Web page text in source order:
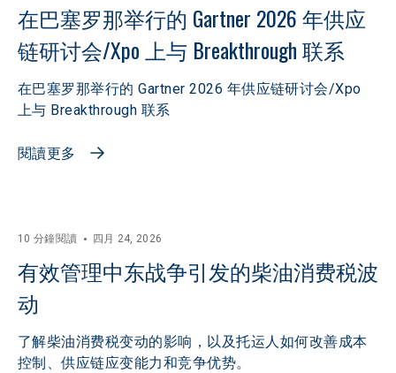
在巴塞罗那举行的 Gartner 2026 年供应
链研讨会/Xpo 上与 Breakthrough 联系
在巴塞罗那举行的 Gartner 2026 年供应链研讨会/Xpo
上与 Breakthrough 联系
閱讀更多
10 分鐘閱讀 四月 24, 2026
有效管理中东战争引发的柴油消费税波
动
了解柴油消费税变动的影响，以及托运人如何改善成本
控制、供应链应变能力和竞争优势。